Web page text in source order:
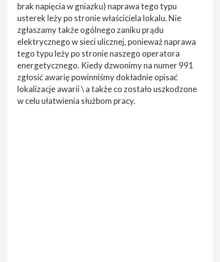
brak napięcia w gniazku) naprawa tego typu
usterek leży po stronie właściciela lokalu. Nie
zgłaszamy także ogólnego zaniku prądu
elektrycznego w sieci ulicznej, ponieważ naprawa
tego typu leży po stronie naszego operatora
energetycznego. Kiedy dzwonimy na numer 991
zgłosić awarię powinniśmy dokładnie opisać
lokalizacje awarii \ a także co zostało uszkodzone
w celu ułatwienia służbom pracy.